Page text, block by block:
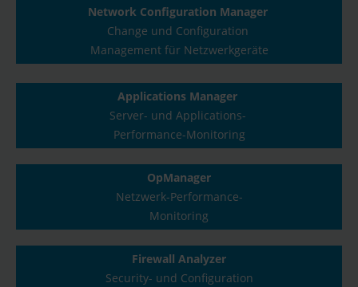
Network Configuration Manager
Change und Configuration
Management für Netzwerkgeräte
Applications Manager
Server- und Applications-
Performance-Monitoring
OpManager
Netzwerk-Performance-
Monitoring
Firewall Analyzer
Security- und Configuration